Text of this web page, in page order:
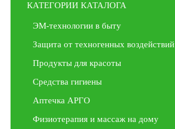
КАТЕГОРИИ КАТАЛОГА
ЭМ-технологии в быту
Защита от техногенных воздействий
Продукты для красоты
Средства гигиены
Аптечка АРГО
Физиотерапия и массаж на дому